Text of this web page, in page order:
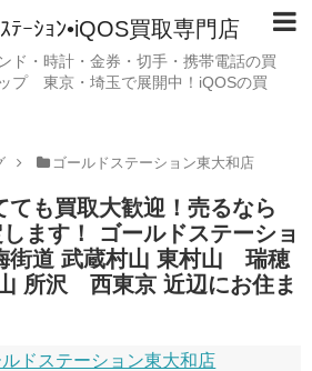
ｽﾃｰｼｮﾝ•iQOS買取専門店
ド・時計・金券・切手・携帯電話の買
プ 東京・埼玉で展開中！iQOSの買
ゴールドステーション東大和店
も買取大歓迎！売るなら
ます！ ゴールドステーショ
街道 武蔵村山 東村山 瑞穂
所沢 西東京 近辺にお住ま
ルドステーション東大和店